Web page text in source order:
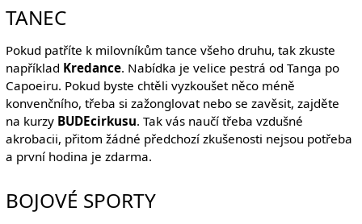
TANEC
Pokud patříte k milovníkům tance všeho druhu, tak zkuste
například Kredance. Nabídka je velice pestrá od Tanga po
Capoeiru. Pokud byste chtěli vyzkoušet něco méně
konvenčního, třeba si zažonglovat nebo se zavěsit, zajděte
na kurzy BUDEcirkusu. Tak vás naučí třeba vzdušné
akrobacii, přitom žádné předchozí zkušenosti nejsou potřeba
a první hodina je zdarma.
BOJOVÉ SPORTY